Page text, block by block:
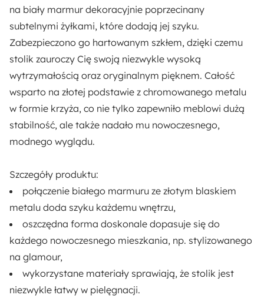
Głębokość:
50 cm
Ilość paczek:
1
Długość:
50 cm
Kształt:
Materiał:
Metal Szkło
Pomieszczenie:
Salon
na biały marmur dekoracyjnie poprzecinany
subtelnymi żyłkami, które dodają jej szyku.
Zabezpieczono go hartowanym szkłem, dzięki czemu
stolik zauroczy Cię swoją niezwykle wysoką
wytrzymałością oraz oryginalnym pięknem. Całość
wsparto na złotej podstawie z chromowanego metalu
w formie krzyża, co nie tylko zapewniło meblowi dużą
stabilność, ale także nadało mu nowoczesnego,
modnego wyglądu.
Szczegóły produktu:
połączenie białego marmuru ze złotym blaskiem
metalu doda szyku każdemu wnętrzu,
oszczędna forma doskonale dopasuje się do
każdego nowoczesnego mieszkania, np. stylizowanego
na glamour,
wykorzystane materiały sprawiają, że stolik jest
niezwykle łatwy w pielęgnacji.